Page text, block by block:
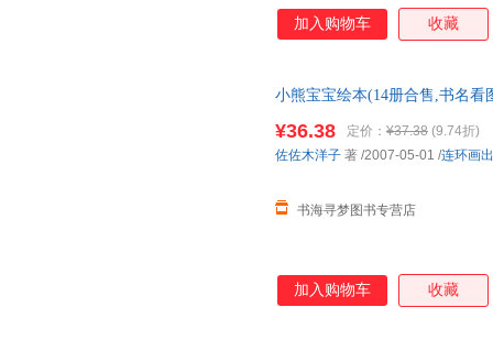
张诱人，而且采用了一些局部
面，让人看到图画内部的东西
小插页，图案可以根据翻和不
次重复着生活场景，加强宝宝
能力 2. 建立宝宝良好的行为习
加入购物车 收藏
小熊宝宝绘本(14册合售,书名看
¥36.38 定价： ¥37.38 (9.74折)
书海寻梦图书专营店
佐佐木洋子 著 /2007-05-01 /连环画
加入购物车 收藏